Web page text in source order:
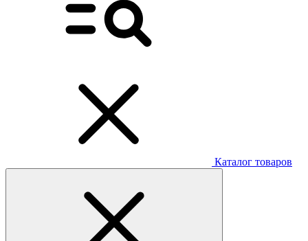
Каталог товаров